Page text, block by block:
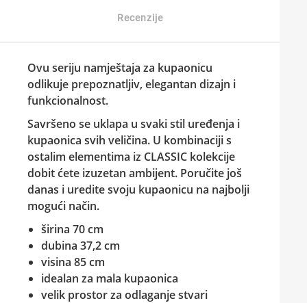
Recenzije
Ovu seriju namještaja za kupaonicu
odlikuje prepoznatljiv, elegantan dizajn i
funkcionalnost.
Savršeno se uklapa u svaki stil uređenja i
kupaonica svih veličina. U kombinaciji s
ostalim elementima iz CLASSIC kolekcije
dobit ćete izuzetan ambijent. Poručite još
danas i uredite svoju kupaonicu na najbolji
mogući način.
širina 70 cm
dubina 37,2 cm
visina 85 cm
idealan za mala kupaonica
velik prostor za odlaganje stvari